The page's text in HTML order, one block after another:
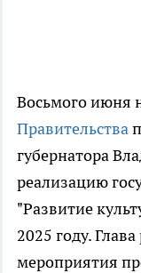
Восьмого июня
Правительства
губернатора
реализацию
"Развитие
2025 году.
мероприятия